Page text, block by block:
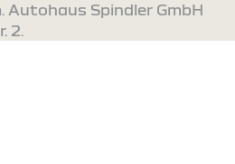
Spindler GmbH
2.